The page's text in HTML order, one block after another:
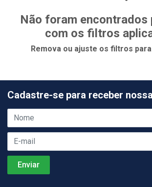
Não foram encontrados
com os filtros
Remova ou ajuste os filtros
Cadastre-se para receber